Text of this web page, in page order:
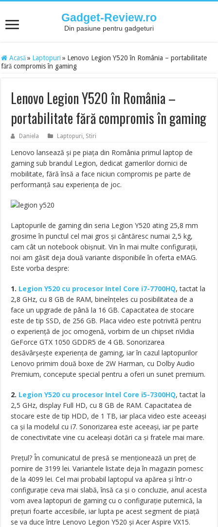
Gadget-Review.ro
Din pasiune pentru gadgeturi
Acasă » Laptopuri » Lenovo Legion Y520 în România – portabilitate
fără compromis în gaming
Lenovo Legion Y520 în România –
portabilitate fără compromis în gaming
Daniela Laptopuri, Stiri
Lenovo lansează și pe piața din România primul laptop de
gaming sub brandul Legion, dedicat gamerilor dornici de
mobilitate, fără însă a face niciun compromis pe parte de
performanță sau experiența de joc.
Laptopurile de gaming din seria Legion Y520 ating 25,8 mm
grosime în punctul cel mai gros și cântăresc numai 2,5 kg,
cam cât un notebook obișnuit. Vin în mai multe configurații,
noi am găsit deja două variante disponibile în oferta eMAG.
Este vorba despre:
1. Legion Y520 cu procesor Intel Core i7-7700HQ, tactat la
2,8 GHz, cu 8 GB de RAM, bineînțeles cu posibilitatea de a
face un upgrade de până la 16 GB. Capacitatea de stocare
este de tip SSD, de 256 GB. Placa video este potrivită pentru
o experiență de joc omogenă, vorbim de un chipset nVidia
GeForce GTX 1050 GDDR5 de 4 GB. Sonorizarea
desăvârșește experiența de gaming, iar în cazul laptopurilor
Lenovo primim două boxe de 2W Harman, cu Dolby Audio
Premium, concepute special pentru a oferi un sunet premium.
2. Legion Y520 cu procesor Intel Core i5-7300HQ, tactat la
2,5 GHz, display Full HD, cu 8 GB de RAM. Capacitatea de
stocare este de tip HDD, de 1 TB, iar placa video este aceeași
ca și la modelul cu i7. Sonorizarea este aceeași, iar pe parte
de conectivitate vine cu aceleași dotări ca și fratele mai mare.
Prețul? În comunicatul de presă se menționează un preț de
pornire de 3199 lei. Variantele listate deja în magazin pornesc
de la 4099 lei. Cel mai probabil laptopul va apărea și într-o
configurație ceva mai slabă, însă ca și o concluzie, anul acesta
vom avea laptopuri de gaming cu o configurație puternică, la
prețuri foarte accesibile, iar lupta pe acest segment de piață
se va duce între Lenovo Legion Y520 și Acer Aspire VX15.